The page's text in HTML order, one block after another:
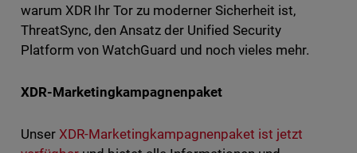
warum XDR Ihr Tor zu moderner Sicherheit ist,
ThreatSync, den Ansatz der Unified Security
Platform von WatchGuard und noch vieles mehr.
XDR-Marketingkampagnenpaket
Unser XDR-Marketingkampagnenpaket ist jetzt